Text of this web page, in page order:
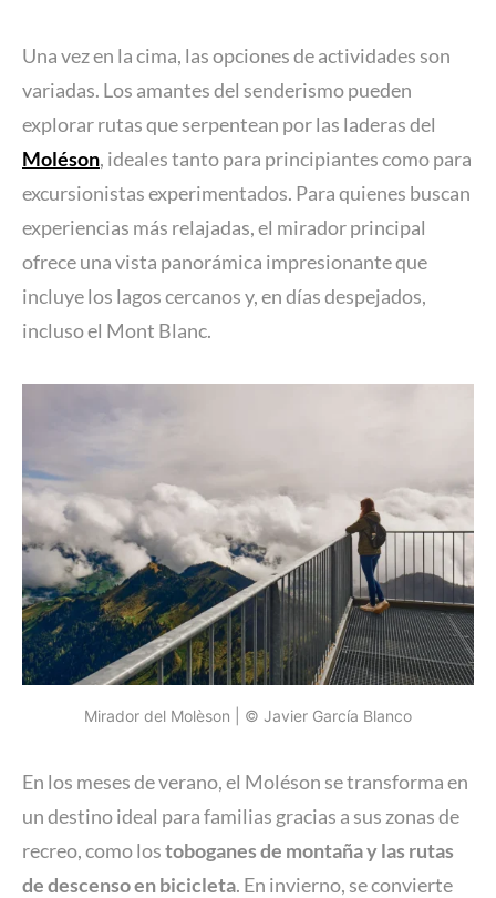
Una vez en la cima, las opciones de actividades son
variadas. Los amantes del senderismo pueden
explorar rutas que serpentean por las laderas del
Moléson, ideales tanto para principiantes como para
excursionistas experimentados. Para quienes buscan
experiencias más relajadas, el mirador principal
ofrece una vista panorámica impresionante que
incluye los lagos cercanos y, en días despejados,
incluso el Mont Blanc.
Mirador del Molèson | © Javier García Blanco
En los meses de verano, el Moléson se transforma en
un destino ideal para familias gracias a sus zonas de
recreo, como lostoboganes de montaña y las rutas
de descenso en bicicleta. En invierno, se convierte